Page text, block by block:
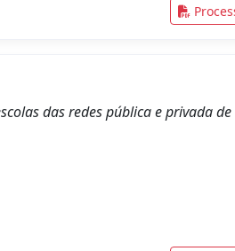
das redes pública e privada